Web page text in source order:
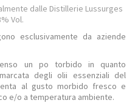
dalle Distillerie Lussurges
Vol.
esclusivamente da aziende
un po torbido in quanto
degli olii essenziali del
al gusto morbido fresco e
e/o a temperatura ambiente.